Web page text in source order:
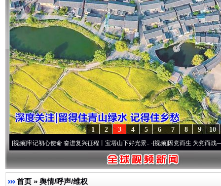
10
9
8
7
6
5
4
3
2
1
初心使命 奋进复兴征程丨宝塔山下好光景..·[视频]因党而生 为党而战——百年“纪”
首页 » 舆情/呼声/维权